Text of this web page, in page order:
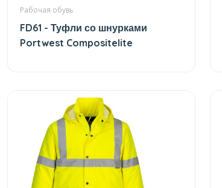
Рабочая обувь
FD61 - Туфли со шнурками
Portwest Compositelite